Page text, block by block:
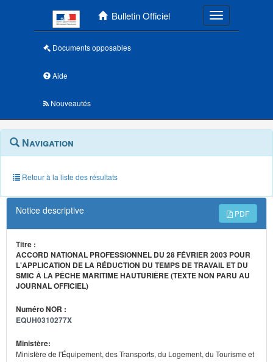
Bulletin Officiel Toggle
Documents opposables
Aide
Nouveautés
Navigation
outils
annexes
Menu
contextuel
Navigation
Retour à la liste des résultats
Notice descriptive PDF
Titre :
ACCORD NATIONAL PROFESSIONNEL DU 28 FÉVRIER 2003 POUR
L'APPLICATION DE LA RÉDUCTION DU TEMPS DE TRAVAIL ET DU
SMIC À LA PÊCHE MARITIME HAUTURIÈRE (TEXTE NON PARU AU
JOURNAL OFFICIEL)
Numéro NOR :
EQUH0310277X
Ministère:
Ministère de l'Équipement, des Transports, du Logement, du Tourisme et